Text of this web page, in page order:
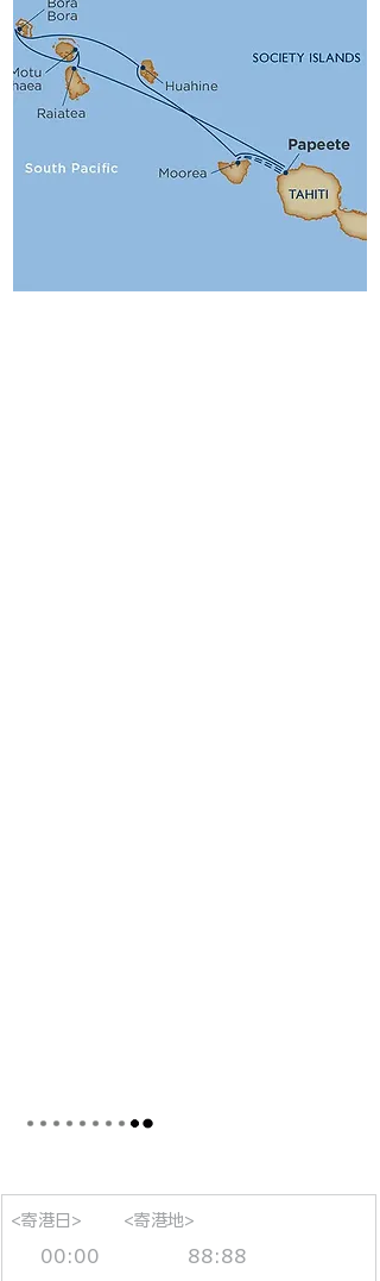
<寄港日>
00:00
<寄港地>
88:88